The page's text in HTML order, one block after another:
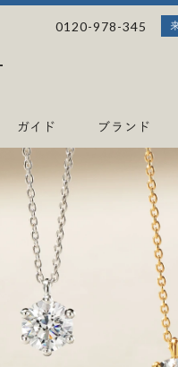
0120-978-345
ガイド ブランド